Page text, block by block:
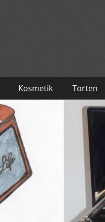
Kosmetik Torten